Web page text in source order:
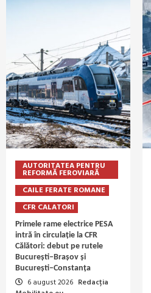
AUTORITATEA PENTRU
REFORMĂ FEROVIARĂ
CAILE FERATE ROMANE
CFR CALATORI
Primele rame electrice PESA
intră în circulație la CFR
Călători: debut pe rutele
București–Brașov și
București–Constanța
6 august 2026 Redacția